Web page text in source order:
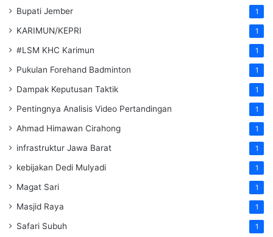
Bupati Jember 1
KARIMUN/KEPRI 1
#LSM KHC Karimun 1
Pukulan Forehand Badminton 1
Dampak Keputusan Taktik 1
Pentingnya Analisis Video Pertandingan 1
Ahmad Himawan Cirahong 1
infrastruktur Jawa Barat 1
kebijakan Dedi Mulyadi 1
Magat Sari 1
Masjid Raya 1
Safari Subuh 1